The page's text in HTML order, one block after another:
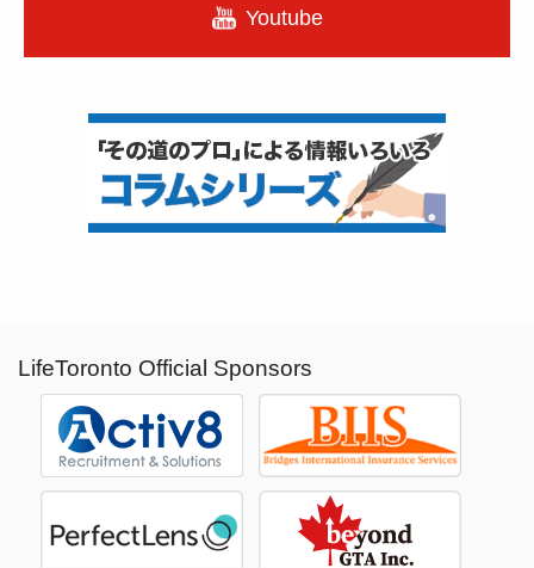
Youtube
LifeToronto Official Sponsors